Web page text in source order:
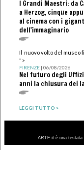
I Grandi Maestri: da
a Herzog, cinque
al cinema con i
dell'immaginario
Il nuovo volto del museo
">
FIRENZE| 06/08/2026
Nel futuro degli
anni la chiusura dei
LEGGI TUTTO >
ARTE.it è una testata